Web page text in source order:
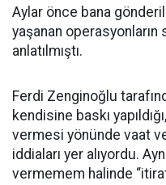
Aylar önce bana
yaşanan operasyonların
anlatılmıştı.
Ferdi Zenginoğlu
kendisine baskı
vermesi yönünde vaat
iddiaları yer alıyordu.
vermemem halinde